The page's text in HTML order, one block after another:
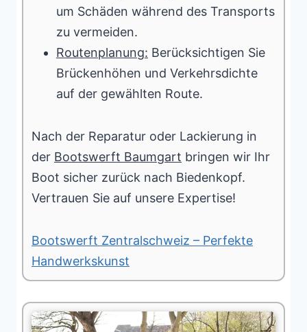
um Schäden während des Transports
zu vermeiden.
Routenplanung: Berücksichtigen Sie
Brückenhöhen und Verkehrsdichte
auf der gewählten Route.
Nach der Reparatur oder Lackierung in
der Bootswerft Baumgart bringen wir Ihr
Boot sicher zurück nach Biedenkopf.
Vertrauen Sie auf unsere Expertise!
Bootswerft Zentralschweiz – Perfekte
Handwerkskunst